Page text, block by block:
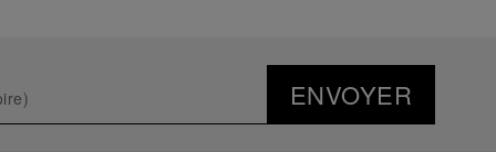
ENVOYER